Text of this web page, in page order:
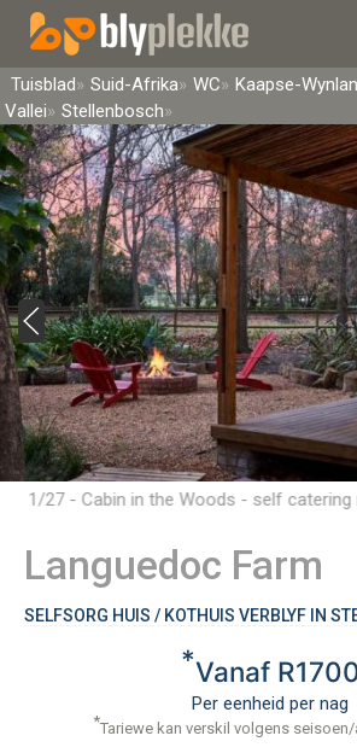
Tuisblad Suid-Afrika WC
Kaapse-
Vallei
Stellenbosch
1/27 - Cabin in the Woods - self catering
Languedoc Farm
SELFSORG HUIS / KOTHUIS VERBLYF IN
*Vanaf
Per eenheid per nag
*Tariewe kan verskil volgens